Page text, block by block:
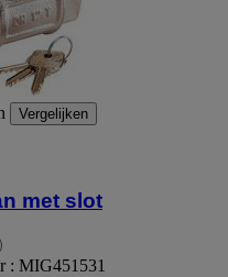
Vergelijken
met slot
: MIG451531